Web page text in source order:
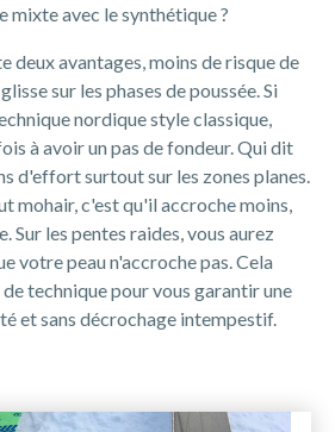
mixte avec le synthétique ?
deux avantages, moins de risque de
sur les phases de poussée. Si
nordique style classique,
à avoir un pas de fondeur. Qui dit
d'effort surtout sur les zones planes.
mohair, c'est qu'il accroche moins,
Sur les pentes raides, vous aurez
votre peau n'accroche pas. Cela
technique pour vous garantir une
et sans décrochage intempestif.